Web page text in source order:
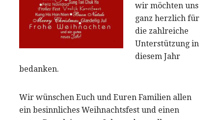
wir möchten uns
ganz herzlich für
die zahlreiche
Unterstützung in
diesem Jahr
bedanken.
Wir wünschen Euch und Euren Familien allen
ein besinnliches Weihnachtsfest und einen